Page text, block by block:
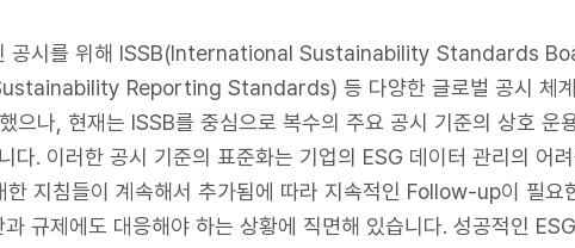
공시를 위해 ISSB(International Sustainability Standards
Reporting Standards) 등 다양한 글로벌 공시 체계
으나, 현재는 ISSB를 중심으로 복수의 주요 공시 기준의 상호 운
다. 이러한 공시 기준의 표준화는 기업의 ESG 데이터 관리의 어
지침들이 계속해서 추가됨에 따라 지속적인 Follow-up이 필요
규제에도 대응해야 하는 상황에 직면해 있습니다. 성공적인